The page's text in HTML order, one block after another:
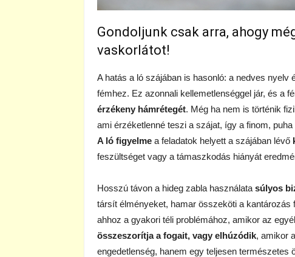
Gondoljunk csak arra, ahogy
vaskorlátot!
A hatás a ló szájában is hasonló: a nedves nyelv
fémhez. Ez azonnali kellemetlenséggel jár, és a
érzékeny hámrétegét. Még ha nem is történik
ami érzéketlenné teszi a szájat, így a finom,
A ló figyelme a feladatok helyett a szájában lévő
feszültséget vagy a támaszkodás hiányát
Hosszú távon a hideg zabla használata súlyos
társít élményeket, hamar összeköti a
ahhoz a gyakori téli problémához, amikor az
összeszorítja a fogait, vagy elhúzódik, amikor
engedetlenség, hanem egy teljesen természetes